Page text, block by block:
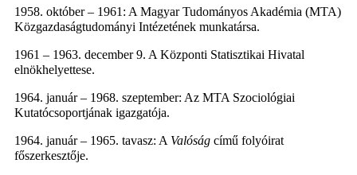
1958. október – 1961: A Magyar Tudományos Akadémia (MTA)
Közgazdaságtudományi Intézetének munkatársa.
1961 – 1963. december 9. A Központi Statisztikai Hivatal
elnökhelyettese.
1964. január – 1968. szeptember: Az MTA Szociológiai
Kutatócsoportjának igazgatója.
1964. január – 1965. tavasz: A Valóság című folyóirat
főszerkesztője.